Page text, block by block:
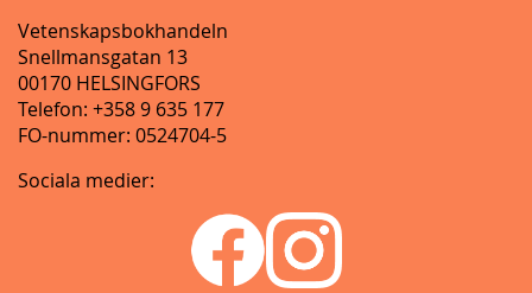
Vetenskapsbokhandeln
Snellmansgatan 13
00170 HELSINGFORS
Telefon: +358 9 635 177
FO-nummer: 0524704-5
Sociala medier: